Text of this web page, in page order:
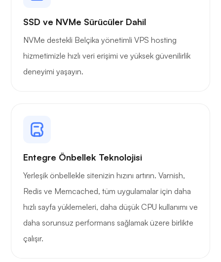
Kendi yayın
Röntgen
Merak etmek
SSD ve NVMe Sürücüler Dahil
NVMe destekli Belçika yönetimli VPS hosting
hizmetimizle hızlı veri erişimi ve yüksek güvenilirlik
deneyimi yaşayın.
Entegre Önbellek Teknolojisi
Yerleşik önbellekle sitenizin hızını artırın. Varnish,
Redis ve Memcached, tüm uygulamalar için daha
hızlı sayfa yüklemeleri, daha düşük CPU kullanımı ve
daha sorunsuz performans sağlamak üzere birlikte
çalışır.